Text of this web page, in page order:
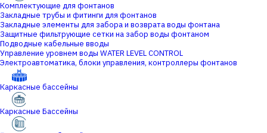
Комплектующие для фонтанов
Закладные трубы и фитинги для фонтанов
Закладные элементы для забора и возврата воды фонтана
Защитные фильтрующие сетки на забор воды фонтаном
Подводные кабельные вводы
Управление уровнем воды WATER LEVEL CONTROL
Электроавтоматика, блоки управления, контроллеры фонтанов
Каркасные бассейны
Каркасные Бассейны